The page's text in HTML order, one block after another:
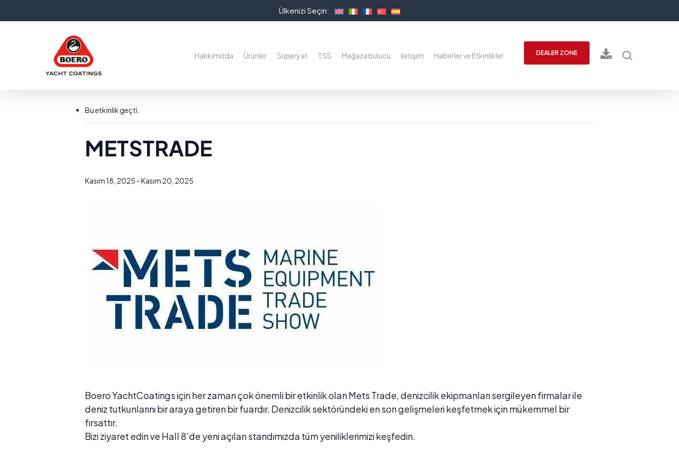
to
Ülkenizi Seçin:
Aramak için Enter'a basın veya kapatmak için ESC tuşuna basın
Hakkımızda Ürünler Süperyat TSS Mağaza bulucu iletişim Haberler ve Etkinlikler DEALER ZONE
« Tüm Etkinlikler
Bu etkinlik geçti.
METSTRADE
Kasım 18, 2025 -Kasım 20, 2025
Boero YachtCoatings için her zaman çok önemli bir etkinlik olan Mets Trade, denizcilik ekipmanları sergileyen firmalar ile
deniz tutkunlarını bir araya getiren bir fuardır. Denizcilik sektöründeki en son gelişmeleri keşfetmek için mükemmel bir
fırsattır.
Bizi ziyaret edin ve Hall 8’de yeni açılan standımızda tüm yeniliklerimizi keşfedin.